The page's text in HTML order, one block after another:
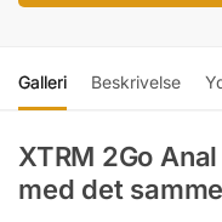
Galleri Beskrivelse
XTRM 2Go
med det